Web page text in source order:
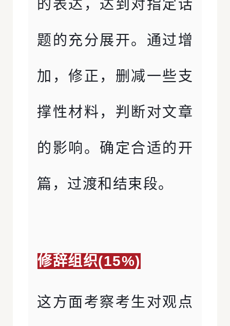
的表达，达到对指定话
题的充分展开。通过增
加，修正，删减一些支
撑性材料，判断对文章
的影响。确定合适的开
篇，过渡和结束段。
修辞组织(15%)
这方面考察考生对观点